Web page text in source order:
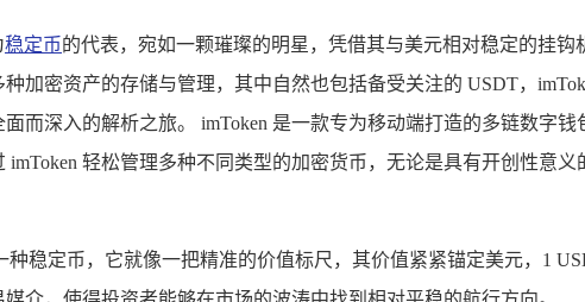
稳定币的代表，宛如一颗璀璨的明星，凭借其与美元相对稳定的挂
加密资产的存储与管理，其中自然也包括备受关注的 USDT，
而深入的解析之旅。 imToken 是一款专为移动端打造的多链数字
轻松管理多种不同类型的加密货币，无论是具有开创性意
稳定币，它就像一把精准的价值标尺，其价值紧紧锚定美元，1